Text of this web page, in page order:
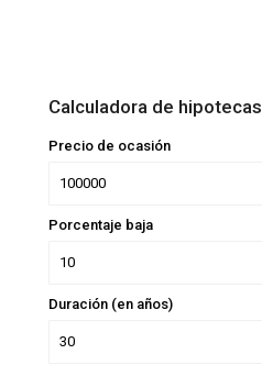
Calculadora de hipotecas
Precio de ocasión
Porcentaje baja
Duración (en años)